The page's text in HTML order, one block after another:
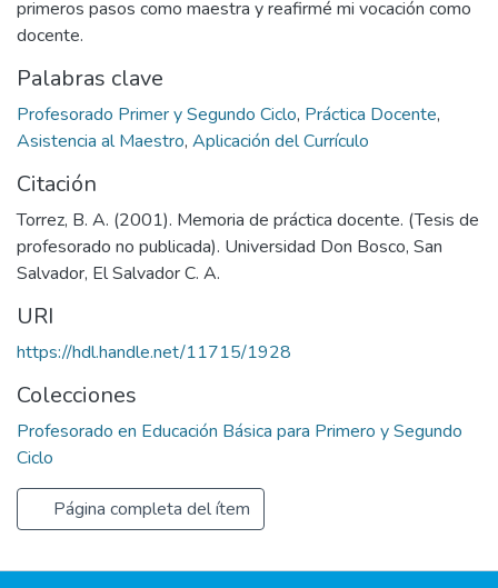
primeros pasos como maestra y reafirmé mi vocación como
docente.
Palabras clave
Profesorado Primer y Segundo Ciclo, Práctica Docente,
Asistencia al Maestro, Aplicación del Currículo
Citación
Torrez, B. A. (2001). Memoria de práctica docente. (Tesis de
profesorado no publicada). Universidad Don Bosco, San
Salvador, El Salvador C. A.
URI
https://hdl.handle.net/11715/1928
Colecciones
Profesorado en Educación Básica para Primero y Segundo
Ciclo
Página completa del ítem